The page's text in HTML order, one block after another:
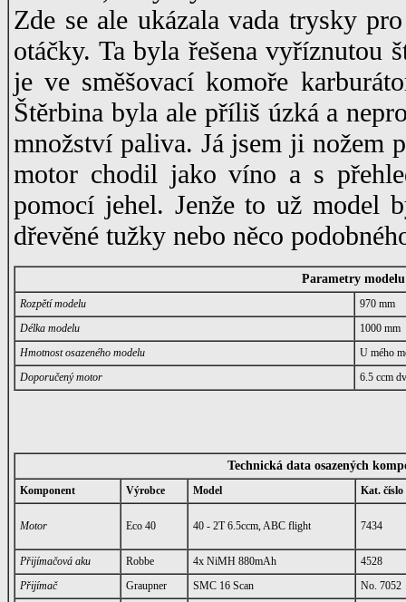
Zde se ale ukázala vada trysky
otáčky. Ta byla řešena vyříznutou
je ve směšovací komoře
Štěrbina byla ale příliš úzká a
množství paliva. Já jsem ji nožem
motor chodil jako víno a s
pomocí jehel. Jenže to už model
dřevěné tužky nebo něco
Parametry modelu
Rozpětí modelu
970 mm
Délka modelu
1000 mm
Hmotnost osazeného modelu
U mého
Doporučený motor
6.5 ccm
Technická data osazených
Komponent Výrobce Model Kat. číslo
Motor Eco 40 40 - 2T 6.5ccm, ABC flight 7434
Přijímačová aku Robbe 4x NiMH 880mAh
4528
Přijímač
Graupner SMC 16 Scan
No. 7052